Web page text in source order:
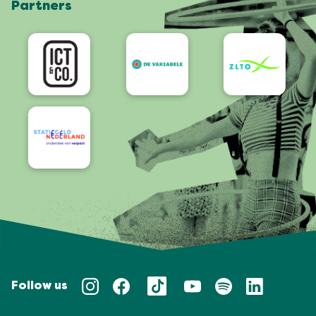
App
Accessibility
Partners
Follow us